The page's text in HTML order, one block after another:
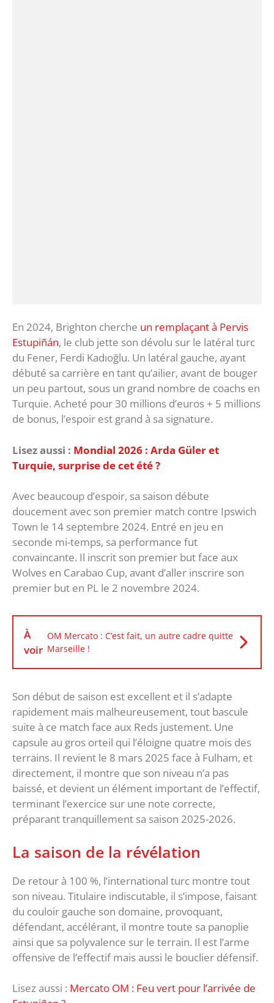
En 2024, Brighton cherche un remplaçant à Pervis
Estupiñán, le club jette son dévolu sur le latéral turc
du Fener, Ferdi Kadıoğlu. Un latéral gauche, ayant
débuté sa carrière en tant qu’ailier, avant de bouger
un peu partout, sous un grand nombre de coachs en
Turquie. Acheté pour 30 millions d’euros + 5 millions
de bonus, l’espoir est grand à sa signature.
Lisez aussi : Mondial 2026 : Arda Güler et
Turquie, surprise de cet été ?
Avec beaucoup d’espoir, sa saison débute
doucement avec son premier match contre Ipswich
Town le 14 septembre 2024. Entré en jeu en
seconde mi-temps, sa performance fut
convaincante. Il inscrit son premier but face aux
Wolves en Carabao Cup, avant d’aller inscrire son
premier but en PL le 2 novembre 2024.
À
voir
OM Mercato : C’est fait, un autre cadre quitte
Marseille !
Son début de saison est excellent et il s’adapte
rapidement mais malheureusement, tout bascule
suite à ce match face aux Reds justement. Une
capsule au gros orteil qui l’éloigne quatre mois des
terrains. Il revient le 8 mars 2025 face à Fulham, et
directement, il montre que son niveau n’a pas
baissé, et devient un élément important de l’effectif,
terminant l’exercice sur une note correcte,
préparant tranquillement sa saison 2025-2026.
La saison de la révélation
De retour à 100 %, l’international turc montre tout
son niveau. Titulaire indiscutable, il s’impose, faisant
du couloir gauche son domaine, provoquant,
défendant, accélérant, il montre toute sa panoplie
ainsi que sa polyvalence sur le terrain. Il est l’arme
offensive de l’effectif mais aussi le bouclier défensif.
Lisez aussi : Mercato OM : Feu vert pour l’arrivée de